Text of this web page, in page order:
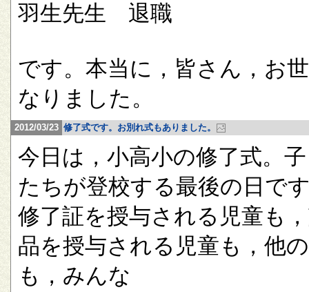
羽生先生 退職
です。本当に，皆さん，お
なりました。
2012/03/23 修了式です。お別れ式もありました。
今日は，小高小の修了式。
たちが登校する最後の日で
修了証を授与される児童も
品を授与される児童も，他
も，みんな